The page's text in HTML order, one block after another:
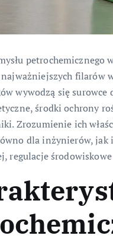
petrochemicznego
filarów
wywodzą się
środki ochrony
Zrozumienie ich
dla inżynierów,
regulacje